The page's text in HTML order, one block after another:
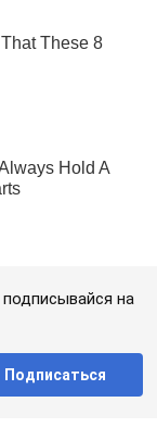
на
Подписаться